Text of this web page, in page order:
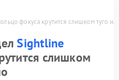
фокуса крутится слишком туго
Sightline
слишком